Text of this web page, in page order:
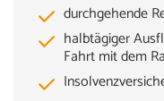
durchgehende
halbtägiger
Fahrt mit dem